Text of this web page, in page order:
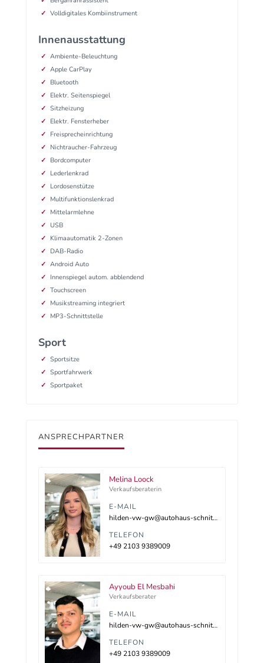
Volldigitales Kombiinstrument
Innenausstattung
Ambiente-Beleuchtung
Apple CarPlay
Bluetooth
Elektr. Seitenspiegel
Sitzheizung
Elektr. Fensterheber
Freisprecheinrichtung
Nichtraucher-Fahrzeug
Bordcomputer
Lederlenkrad
Lordosenstütze
Multifunktionslenkrad
Mittelarmlehne
USB
Klimaautomatik 2-Zonen
DAB-Radio
Android Auto
Innenspiegel autom. abblendend
Touchscreen
Musikstreaming integriert
MP3-Schnittstelle
Sport
Sportsitze
Sportfahrwerk
Sportpaket
ANSPRECHPARTNER
Melina Loock
Verkaufsberaterin
E-MAIL
hilden-vw-gw@autohaus-schnitzler.dealerdesk.de
TELEFON
+49 2103 9389009
Ayyoub El Mesbahi
Verkaufsberater
E-MAIL
hilden-vw-gw@autohaus-schnitzler.dealerdesk.de
TELEFON
+49 2103 9389009